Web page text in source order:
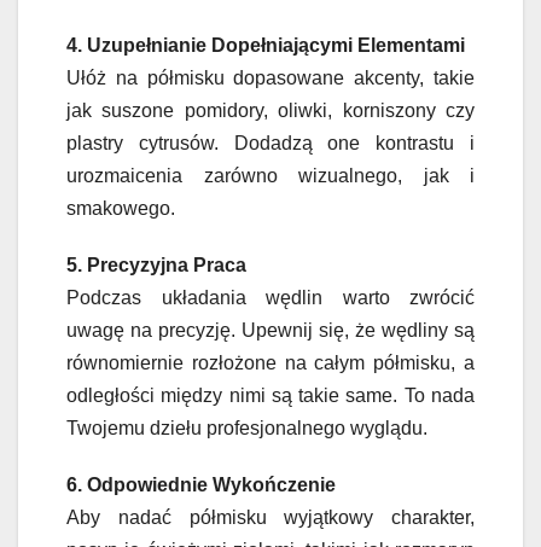
4. Uzupełnianie Dopełniającymi Elementami
Ułóż na półmisku dopasowane akcenty, takie
jak suszone pomidory, oliwki, korniszony czy
plastry cytrusów. Dodadzą one kontrastu i
urozmaicenia zarówno wizualnego, jak i
smakowego.
5. Precyzyjna Praca
Podczas układania wędlin warto zwrócić
uwagę na precyzję. Upewnij się, że wędliny są
równomiernie rozłożone na całym półmisku, a
odległości między nimi są takie same. To nada
Twojemu dziełu profesjonalnego wyglądu.
6. Odpowiednie Wykończenie
Aby nadać półmisku wyjątkowy charakter,